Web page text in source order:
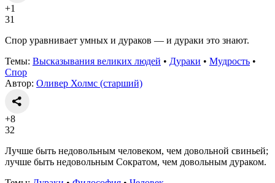
+1
31
Спор уравнивает умных и дураков — и дураки это знают.
Темы: Высказывания великих людей • Дураки • Мудрость •
Спор
Автор: Оливер Холмс (старший)
+8
32
Лучше быть недовольным человеком, чем довольной свиньей;
лучше быть недовольным Сократом, чем довольным дураком.